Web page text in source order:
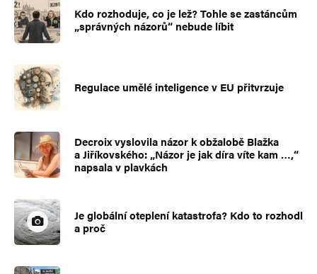
Kdo rozhoduje, co je lež? Tohle se zastáncům
„správných názorů“ nebude líbit
Regulace umělé inteligence v EU přitvrzuje
Decroix vyslovila názor k obžalobě Blažka
a Jiříkovského: „Názor je jak díra víte kam …,“
napsala v plavkách
Je globální oteplení katastrofa? Kdo to rozhodl
a proč